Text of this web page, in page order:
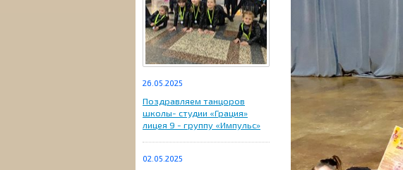
26.05.2025
Поздравляем танцоров
школы- студии «Грация»
лицея 9 - группу «Импульс»
02.05.2025